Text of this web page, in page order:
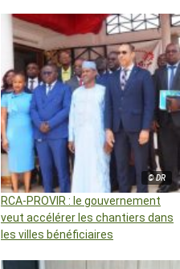
© DR
RCA-PROVIR : le gouvernement
veut accélérer les chantiers dans
les villes bénéficiaires